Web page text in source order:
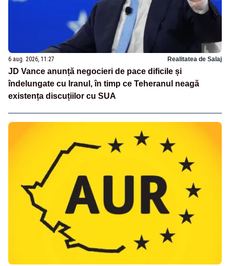
6 aug. 2026, 11:27 Realitatea de Salaj
JD Vance anunță negocieri de pace dificile și
îndelungate cu Iranul, în timp ce Teheranul neagă
existența discuțiilor cu SUA